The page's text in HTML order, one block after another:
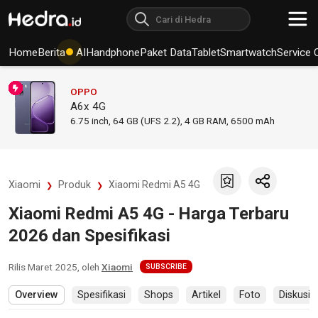
HomeBerita AIHandphonePaket DataTabletSmartwatchService
OPPO
A6x 4G
6.75 inch, 64 GB (UFS 2.2), 4 GB RAM 6500 mAh
Xiaomi Produk Xiaomi Redmi A5 4G
Xiaomi Redmi A5 4G - Harga Terbaru
2026 dan Spesifikasi
RilisMaret 2025 , oleh Xiaomi SUBSCRIBE
Overview Spesifikasi Shops Artikel Foto Diskusi